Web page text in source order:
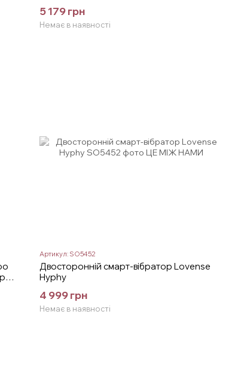
5 179 грн
Немає в наявності
Артикул: SO5452
Двосторонній смарт-вібратор Lovense
Hyphy
4 999 грн
Немає в наявності